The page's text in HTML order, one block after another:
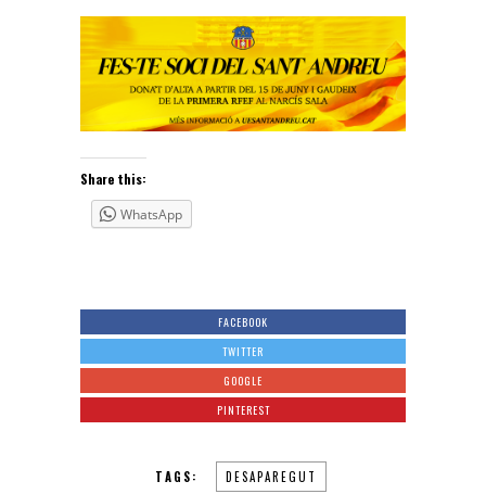
Share this:
WhatsApp
FACEBOOK
TWITTER
GOOGLE
PINTEREST
TAGS: DESAPAREGUT